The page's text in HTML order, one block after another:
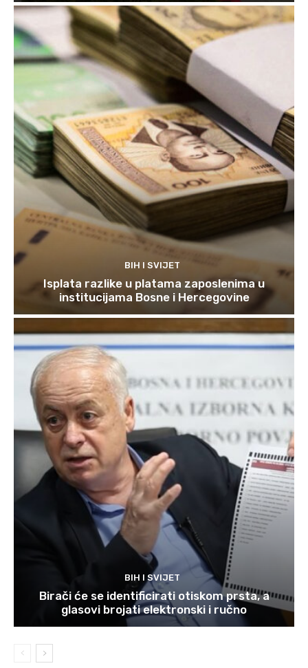
BIH I SVIJET
Isplata razlike u platama zaposlenima u
institucijama Bosne i Hercegovine
BIH I SVIJET
Birači će se identificirati otiskom prsta, a
glasovi brojati elektronski i ručno